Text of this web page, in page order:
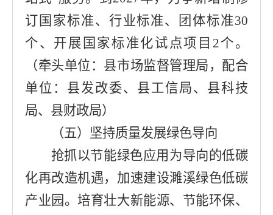
订国家标准、行业标准、团体标准30
个、开展国家标准化试点项目 2个。
（牵头单位： 县市场监督管理局 ，配合
单位： 县发改委、 县工信局、 县科技
局、 县财政局）
（五） 坚持质量发展绿色导向
抢抓以节能绿色应用为导向的低碳
化再改造机遇，加速建设濉溪绿色低碳
产业园。培育壮大新能源、节能环保、